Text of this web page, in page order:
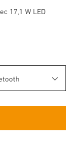
17,1 W LED